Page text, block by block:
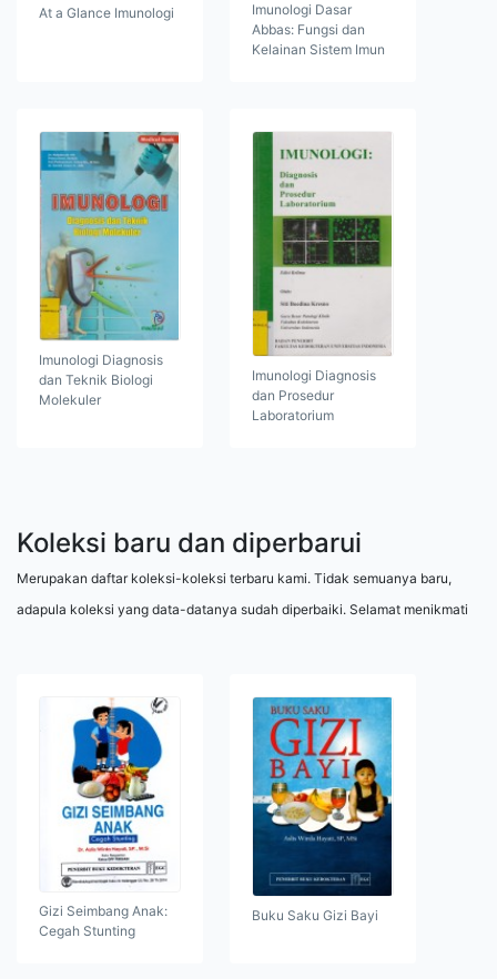
At a Glance Imunologi
Imunologi Dasar
Abbas: Fungsi dan
Kelainan Sistem Imun
Imunologi Diagnosis
dan Teknik Biologi
Molekuler
Imunologi Diagnosis
dan Prosedur
Laboratorium
Koleksi baru dan diperbarui
Merupakan daftar koleksi-koleksi terbaru kami. Tidak semuanya baru,
adapula koleksi yang data-datanya sudah diperbaiki. Selamat menikmati
Gizi Seimbang Anak:
Cegah Stunting
Buku Saku Gizi Bayi